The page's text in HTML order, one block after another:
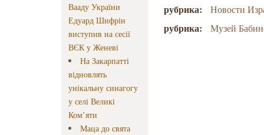
Вааду України
Едуард Шифрін
виступив на сесії
ВЄК у Женеві
На Закарпатті
відновлять
унікальну синагогу
у селі Великі
Ком’яти
Маца до свята
рубрика: Новости
рубрика: Музей